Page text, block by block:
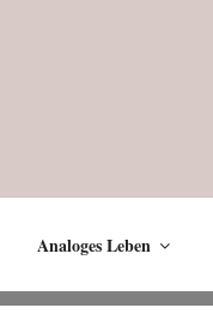
Analoges Leben